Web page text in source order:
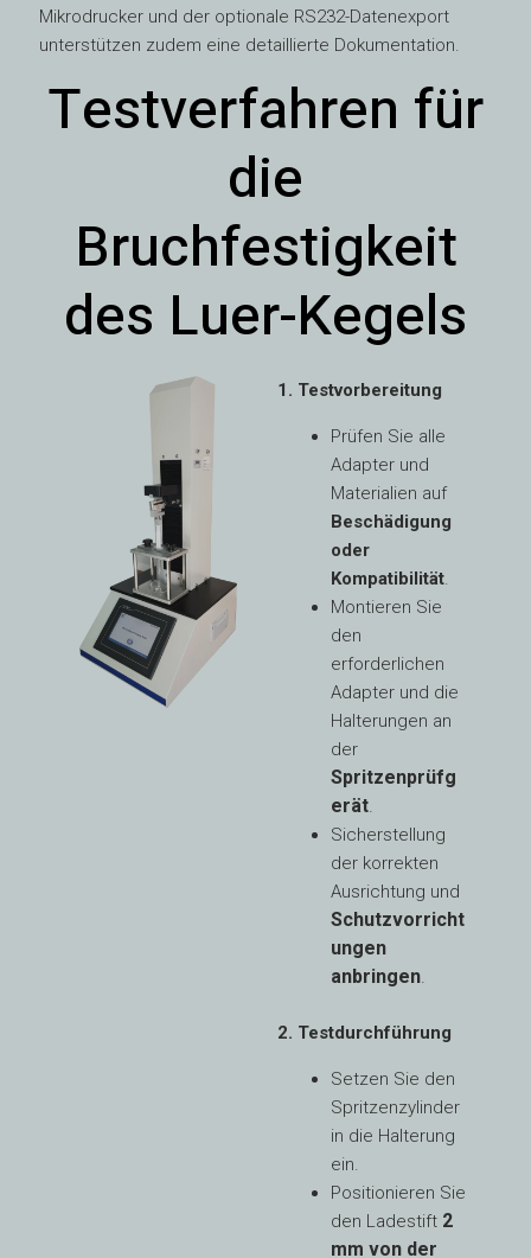
Mikrodrucker und der optionale RS232-Datenexport
unterstützen zudem eine detaillierte Dokumentation.
Testverfahren für
die
Bruchfestigkeit
des Luer-Kegels
1. Testvorbereitung
Prüfen Sie alle
Adapter und
Materialien auf
Beschädigung
oder
Kompatibilität.
Montieren Sie
den
erforderlichen
Adapter und die
Halterungen an
der
Spritzenprüfg
erät.
Sicherstellung
der korrekten
Ausrichtung und
Schutzvorricht
ungen
anbringen.
2. Testdurchführung
Setzen Sie den
Spritzenzylinder
in die Halterung
ein.
Positionieren Sie
den Ladestift 2
mm von der